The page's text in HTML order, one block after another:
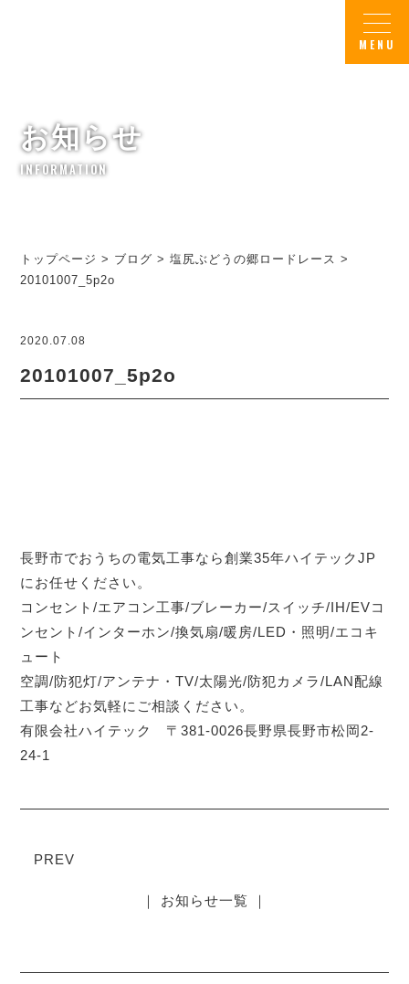
お知らせ
INFORMATION
トップページ > ブログ >塩尻ぶどうの郷ロードレース >
20101007_5p2o
2020.07.08
20101007_5p2o
長野市でおうちの電気工事なら創業35年ハイテックJP
にお任せください。
コンセント/エアコン工事/ブレーカー/スイッチ/IH/EVコ
ンセント/インターホン/換気扇/暖房/LED・照明/エコキ
ュート
空調/防犯灯/アンテナ・TV/太陽光/防犯カメラ/LAN配線
工事などお気軽にご相談ください。
有限会社ハイテック 〒381-0026長野県長野市松岡2-
24-1
PREV
｜ お知らせ一覧 ｜